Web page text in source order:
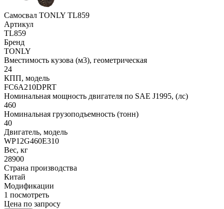
Самосвал TONLY TL859
Артикул
TL859
Бренд
TONLY
Вместимость кузова (м3), геометрическая
24
КПП, модель
FC6A210DPRT
Номинальная мощность двигателя по SAE J1995, (лс)
460
Номинальная грузоподъемность (тонн)
40
Двигатель, модель
WP12G460E310
Вес, кг
28900
Страна производства
Китай
Модификации
1 посмотреть
Цена по запросу